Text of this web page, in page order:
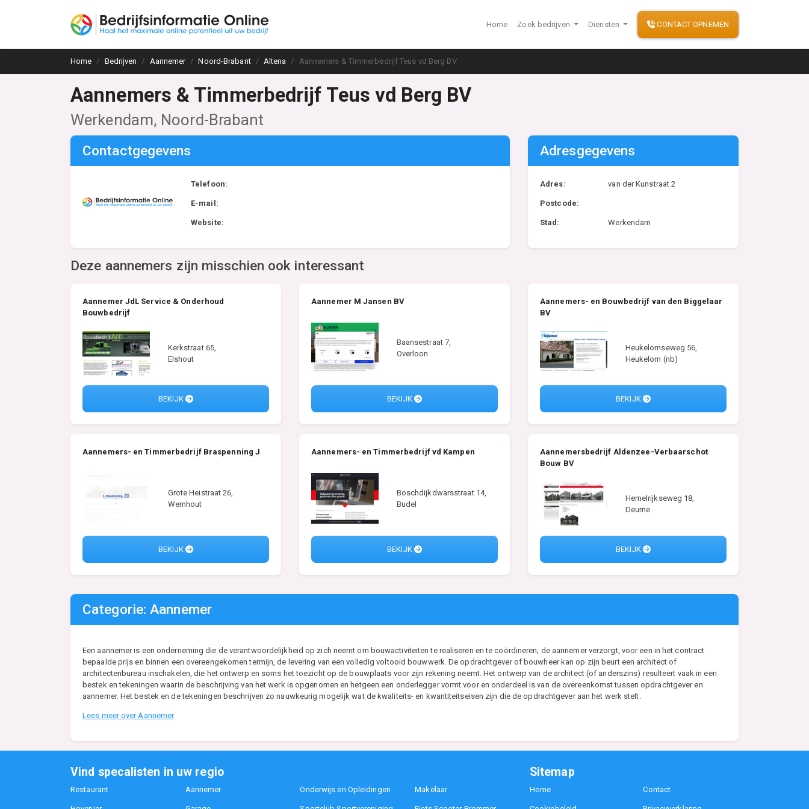
Home Zoek bedrijven Diensten CONTACT OPNEMEN
Home Bedrijven Aannemer Noord-Brabant Altena Aannemers & Timmerbedrijf Teus vd Berg BV
Aannemers & Timmerbedrijf Teus vd Berg BV
Werkendam, Noord-Brabant
Contactgegevens
Telefoon:
E-mail:
Website:
Adresgegevens
Adres: van der Kunstraat 2
Postcode:
Stad: Werkendam
Deze aannemers zijn misschien ook interessant
Aannemer JdL Service & Onderhoud
Bouwbedrijf
Kerkstraat 65,
Elshout
BEKIJK
Aannemer M Jansen BV
Baansestraat 7,
Overloon
BEKIJK
Aannemers- en Bouwbedrijf van den Biggelaar
BV
Heukelomseweg 56,
Heukelom (nb)
BEKIJK
Aannemers- en Timmerbedrijf Braspenning J
Grote Heistraat 26,
Wernhout
BEKIJK
Aannemers- en Timmerbedrijf vd Kampen
Boschdijkdwarsstraat 14,
Budel
BEKIJK
Aannemersbedrijf Aldenzee-Verbaarschot
Bouw BV
Hemelrijkseweg 18,
Deurne
BEKIJK
Categorie: Aannemer
Een aannemer is een onderneming die de verantwoordelijkheid op zich neemt om bouwactiviteiten te realiseren en te coördineren; de aannemer verzorgt, voor een in het contract
bepaalde prijs en binnen een overeengekomen termijn, de levering van een volledig voltooid bouwwerk. De opdrachtgever of bouwheer kan op zijn beurt een architect of
architectenbureau inschakelen, die het ontwerp en soms het toezicht op de bouwplaats voor zijn rekening neemt. Het ontwerp van de architect (of anderszins) resulteert vaak in een
bestek en tekeningen waarin de beschrijving van het werk is opgenomen en hetgeen een onderlegger vormt voor en onderdeel is van de overeenkomst tussen opdrachtgever en
aannemer. Het bestek en de tekeningen beschrijven zo nauwkeurig mogelijk wat de kwaliteits- en kwantiteitseisen zijn die de opdrachtgever aan het werk stelt.
Lees meer over Aannemer
Vind specalisten in uw regio
Restaurant Aannemer Onderwijs en Opleidingen Makelaar
Sitemap
Home Contact